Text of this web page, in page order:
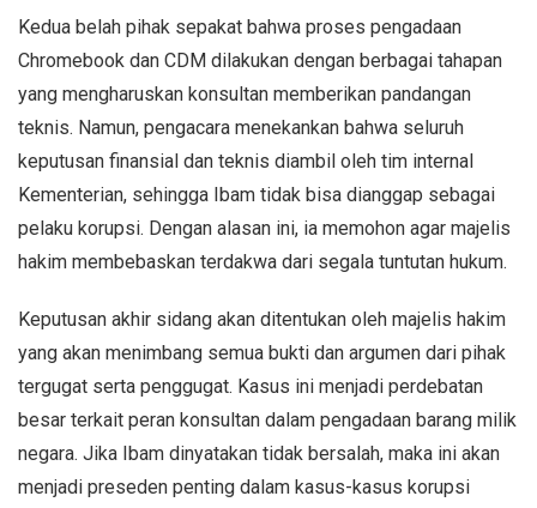
Kedua belah pihak sepakat bahwa proses pengadaan
Chromebook dan CDM dilakukan dengan berbagai tahapan
yang mengharuskan konsultan memberikan pandangan
teknis. Namun, pengacara menekankan bahwa seluruh
keputusan finansial dan teknis diambil oleh tim internal
Kementerian, sehingga Ibam tidak bisa dianggap sebagai
pelaku korupsi. Dengan alasan ini, ia memohon agar majelis
hakim membebaskan terdakwa dari segala tuntutan hukum.
Keputusan akhir sidang akan ditentukan oleh majelis hakim
yang akan menimbang semua bukti dan argumen dari pihak
tergugat serta penggugat. Kasus ini menjadi perdebatan
besar terkait peran konsultan dalam pengadaan barang milik
negara. Jika Ibam dinyatakan tidak bersalah, maka ini akan
menjadi preseden penting dalam kasus-kasus korupsi